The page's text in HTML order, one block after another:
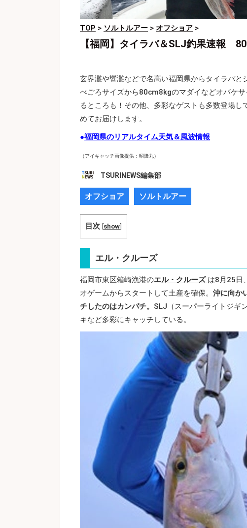
TOP > ソルトルアー > オフショア >
【福岡】タイラバ＆SLJ釣果速報
玄界灘や響灘などで名高い福岡県からタイラバ
べごろサイズから80cm8kgのマダイなどオバケ
るところも！その他、多彩なゲストも多数登場
めてお届けします。
●福岡県のリアルタイム天気＆風波情報
（アイキャッチ画像提供：昭隆丸）
TSURINEWS編集部
オフショア ソルトルアー
目次 [show]
エル・クルーズ
福岡市東区箱崎漁港のエル・クルーズ は8月25日
オゲームからスタートして土産を確保。 沖に向か
チしたのはカンパチ。 SLJ（スーパーライトジギ
キなど多彩にキャッチしている。